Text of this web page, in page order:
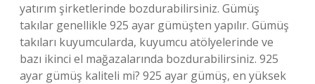
yatırım şirketlerinde bozdurabilirsiniz. Gümüş
takılar genellikle 925 ayar gümüşten yapılır. Gümüş
takıları kuyumcularda, kuyumcu atölyelerinde ve
bazı ikinci el mağazalarında bozdurabilirsiniz. 925
ayar gümüş kaliteli mi? 925 ayar gümüş, en yüksek